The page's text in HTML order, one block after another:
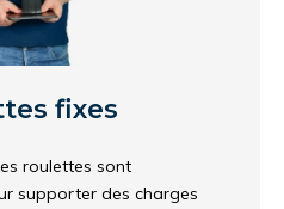
fixes
roulettes sont
supporter des charges